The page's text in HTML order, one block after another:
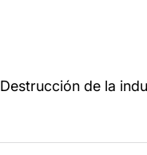
Destrucción de la